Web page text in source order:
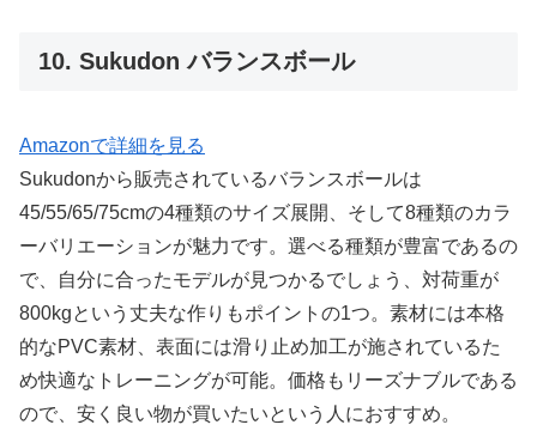
10. Sukudon バランスボール
Amazonで詳細を見る
Sukudonから販売されているバランスボールは
45/55/65/75cmの4種類のサイズ展開、そして8種類のカラ
ーバリエーションが魅力です。選べる種類が豊富であるの
で、自分に合ったモデルが見つかるでしょう、対荷重が
800kgという丈夫な作りもポイントの1つ。素材には本格
的なPVC素材、表面には滑り止め加工が施されているた
め快適なトレーニングが可能。価格もリーズナブルである
ので、安く良い物が買いたいという人におすすめ。